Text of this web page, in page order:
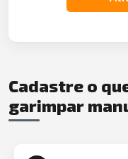
Cadastre o
garimpar